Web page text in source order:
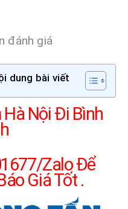
đánh giá
dung bài viết
Nội Đi Bình
Zalo Để
Giá Tốt .